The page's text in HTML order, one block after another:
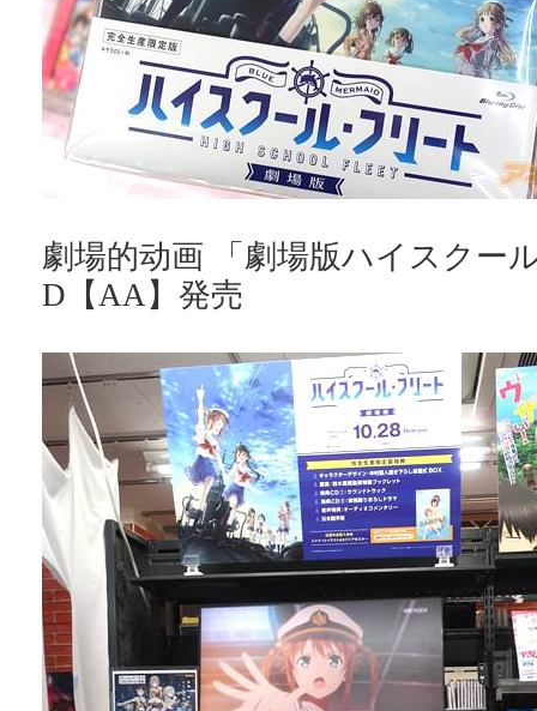
劇場的动画 「劇場版ハイスクー
D【AA】発売